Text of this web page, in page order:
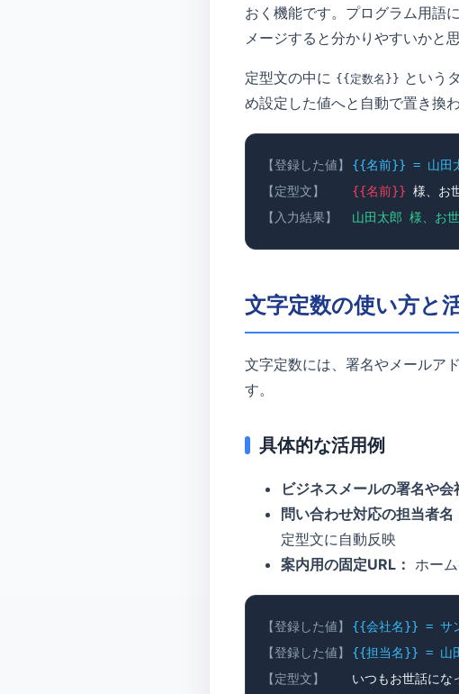
おく機能です。プログラム用語
メージすると分かりやすいかと思
定型文の中に {{定数名}} という
め設定した値へと自動で置き換わ
【登録した値】
{{名前}} = 山田
【定型文】
{{名前}} 様、お
【入力結果】
山田太郎 様、お
文字定数の使い方と
文字定数には、署名やメールア
す。
具体的な活用例
ビジネスメールの署名や会
問い合わせ対応の担当者名
定型文に自動反映
案内用の固定URL： ホー
【登録した値】
{{会社名}} = サ
【登録した値】
{{担当名}} = 山
【定型文】
いつもお世話にな